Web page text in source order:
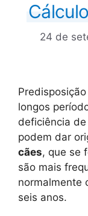
24 de
longos
deficiência
podem dar
cães, que se
são mais
normalmente
seis anos.